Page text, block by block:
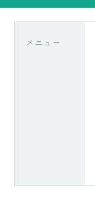
メニュー